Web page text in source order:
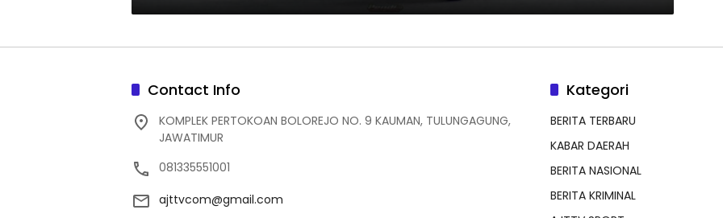
Contact Info
KOMPLEK PERTOKOAN BOLOREJO NO. 9 KAUMAN, TULUNGAGUNG,
JAWATIMUR
081335551001
ajttvcom@gmail.com
Kategori
BERITA TERBARU
KABAR DAERAH
BERITA NASIONAL
BERITA KRIMINAL